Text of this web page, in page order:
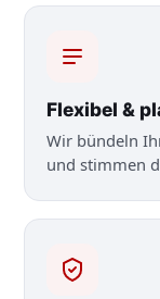
Flexibel &
Wir bündeln
und stimmen